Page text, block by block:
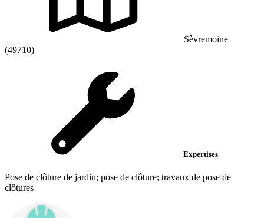
Sèvremoine
(49710)
Expertises
Pose de clôture de jardin; pose de clôture; travaux de pose de
clôtures